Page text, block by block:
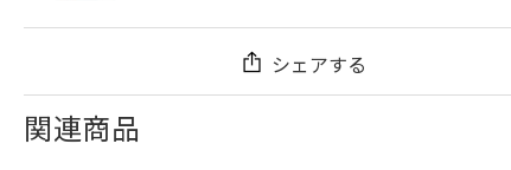
シェアする
関連商品